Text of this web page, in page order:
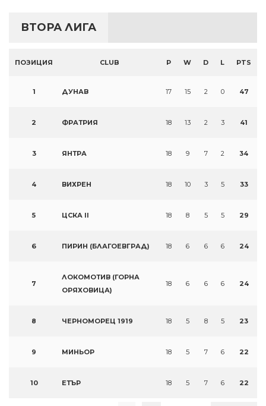
ВТОРА ЛИГА
ПОЗИЦИЯ CLUB P W D L PTS
1 ДУНАВ 17 15 2 0 47
2 ФРАТРИЯ 18 13 2 3 41
3 ЯНТРА 18 9 7 2 34
4 ВИХРЕН 18 10 3 5 33
5 ЦСКА II 18 8 5 5 29
6 ПИРИН (БЛАГОЕВГРАД) 18 6 6 6 24
7
ЛОКОМОТИВ (ГОРНА
ОРЯХОВИЦА)
18 6 6 6 24
8 ЧЕРНОМОРЕЦ 1919 18 5 8 5 23
9 МИНЬОР 18 5 7 6 22
10 ЕТЪР 18 5 7 6 22